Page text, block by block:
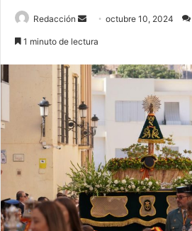
Redacción
Sendoctubre 10, 2024
1 minuto de lectura